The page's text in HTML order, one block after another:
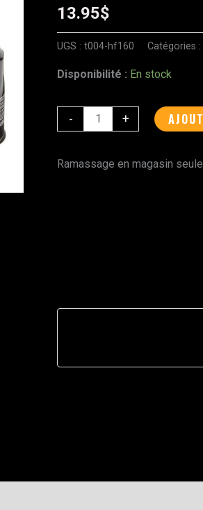
13.95$
UGS : t004-hf160 Catégories :
Disponibilité : En stock
-
Filtre
huile
HF160
+
Ramassage en magasin